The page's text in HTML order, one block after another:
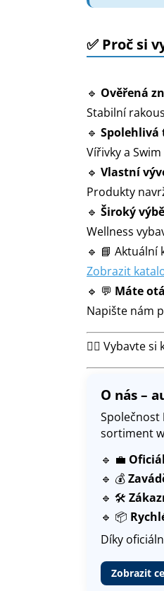
✅ Proč si
🔹 Ověřená
Stabilní
🔹 Spolehlivá
Vířivky a
🔹 Vlastní
Produkty
🔹 Široký
Wellness
🔹 📘 Aktuální
Zobrazit
🔹 💬 Máte
Napište nám
🧖‍♂️ Vybavte
O nás –
Společnost
sortiment
🔹 💼
🔹 💰
🔹 🛠️
🔹 📦
Díky
Zobrazit